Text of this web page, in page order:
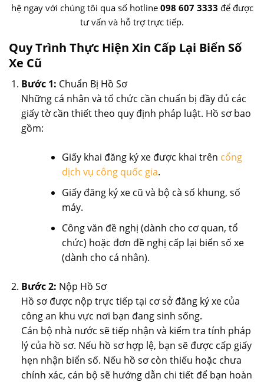
hệ ngay với chúng tôi qua số hotline 098 607 3333 để được
tư vấn và hỗ trợ trực tiếp.
Quy Trình Thực Hiện Xin Cấp Lại Biển Số
Xe Cũ
Bước 1: Chuẩn Bị Hồ Sơ
Những cá nhân và tổ chức cần chuẩn bị đầy đủ các
giấy tờ cần thiết theo quy định pháp luật. Hồ sơ bao
gồm:
Giấy khai đăng ký xe được khai trên cổng
dịch vụ công quốc gia.
Giấy đăng ký xe cũ và bộ cà số khung, số
máy.
Công văn đề nghị (dành cho cơ quan, tổ
chức) hoặc đơn đề nghị cấp lại biển số xe
(dành cho cá nhân).
Bước 2: Nộp Hồ Sơ
Hồ sơ được nộp trực tiếp tại cơ sở đăng ký xe của
công an khu vực nơi bạn đang sinh sống.
Cán bộ nhà nước sẽ tiếp nhận và kiểm tra tính pháp
lý của hồ sơ. Nếu hồ sơ hợp lệ, bạn sẽ được cấp giấy
hẹn nhận biển số. Nếu hồ sơ còn thiếu hoặc chưa
chính xác, cán bộ sẽ hướng dẫn chi tiết để bạn hoàn